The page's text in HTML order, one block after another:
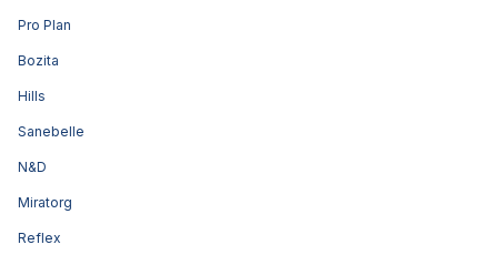
Pro Plan
Bozita
Hills
Sanebelle
N&D
Miratorg
Reflex